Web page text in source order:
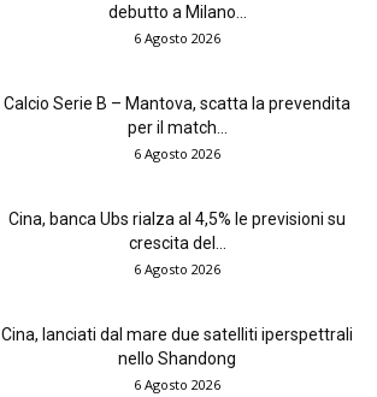
debutto a Milano...
6 Agosto 2026
Calcio Serie B – Mantova, scatta la prevendita
per il match...
6 Agosto 2026
Cina, banca Ubs rialza al 4,5% le previsioni su
crescita del...
6 Agosto 2026
Cina, lanciati dal mare due satelliti iperspettrali
nello Shandong
6 Agosto 2026